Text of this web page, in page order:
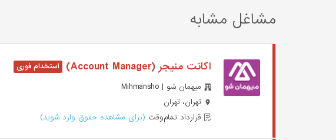
مشاغل مشابه
اکانت منیجر (Account Manager)
میهمان شو | Mihmansho
تهران، تهران
قرارداد تمام‌وقت (برای مشاهده حقوق وارد شوید)